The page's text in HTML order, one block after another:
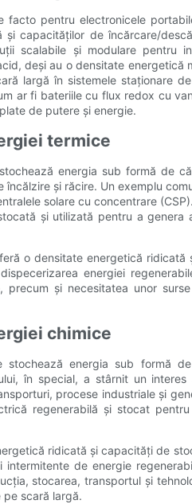
facto pentru electronicele
capacităților de încărcare/
scalabile și modulare pentru
deși au o densitate
largă în sistemele staționare
ar fi bateriile cu flux redox cu
de putere și energie.
termice
energia sub formă de
și răcire. Un exemplu
solare cu concentrare
și utilizată pentru a genera
o densitate energetică
energiei
precum și necesitatea unor
chimice
stochează energia sub formă
în special, a stârnit un
procese industriale și
regenerabilă și stocat
ridicată și capacități de
de energie
stocarea, transportul și
scară largă.